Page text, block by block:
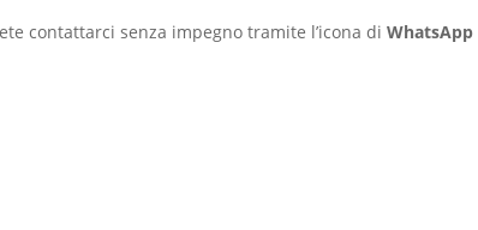
contattarci senza impegno tramite l’icona diWhatsApp